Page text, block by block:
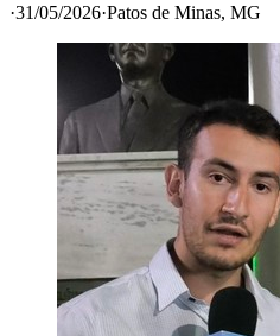
·31/05/2026·Patos de Minas, MG